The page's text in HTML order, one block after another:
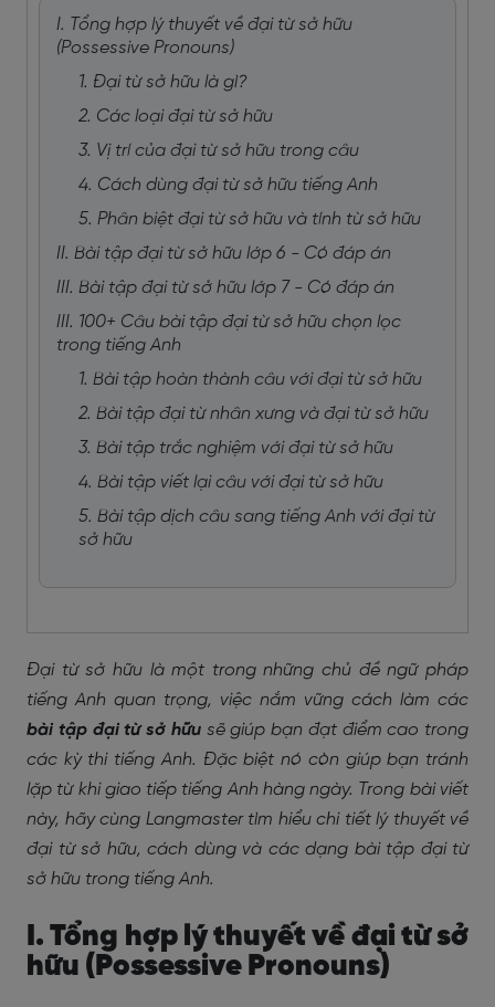
I. Tổng hợp lý thuyết về đại từ sở hữu
(Possessive Pronouns)
1. Đại từ sở hữu là gì?
2. Các loại đại từ sở hữu
3. Vị trí của đại từ sở hữu trong câu
4. Cách dùng đại từ sở hữu tiếng Anh
5. Phân biệt đại từ sở hữu và tính từ sở hữu
II. Bài tập đại từ sở hữu lớp 6 - Có đáp án
III. Bài tập đại từ sở hữu lớp 7 - Có đáp án
III. 100+ Câu bài tập đại từ sở hữu chọn lọc
trong tiếng Anh
1. Bài tập hoàn thành câu với đại từ sở hữu
2. Bài tập đại từ nhân xưng và đại từ sở hữu
3. Bài tập trắc nghiệm với đại từ sở hữu
4. Bài tập viết lại câu với đại từ sở hữu
5. Bài tập dịch câu sang tiếng Anh với đại từ
sở hữu
Đại từ sở hữu là một trong những chủ đề ngữ pháp
tiếng Anh quan trọng, việc nắm vững cách làm các
bài tập đại từ sở hữusẽ giúp bạn đạt điểm cao trong
các kỳ thi tiếng Anh. Đặc biệt nó còn giúp bạn tránh
lặp từ khi giao tiếp tiếng Anh hàng ngày. Trong bài viết
này, hãy cùng Langmaster tìm hiểu chi tiết lý thuyết về
đại từ sở hữu, cách dùng và các dạng bài tập đại từ
sở hữu trong tiếng Anh.
I. Tổng hợp lý thuyết về đại từ sở
hữu (Possessive Pronouns)